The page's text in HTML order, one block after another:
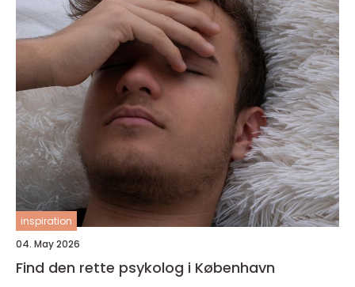
inspiration
04. May 2026
Find den rette psykolog i København